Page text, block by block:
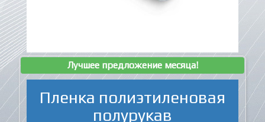
Лучшее предложение месяца!
Пленка полиэтиленовая
полурукав